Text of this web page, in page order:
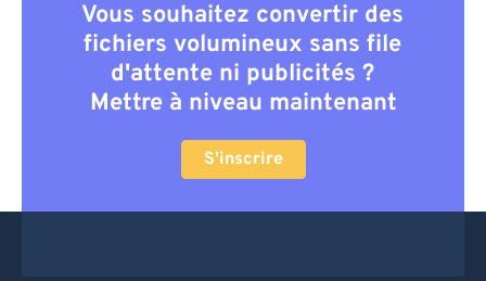
Vous souhaitez convertir des
fichiers volumineux sans file
d'attente ni publicités ?
Mettre à niveau maintenant
S'inscrire